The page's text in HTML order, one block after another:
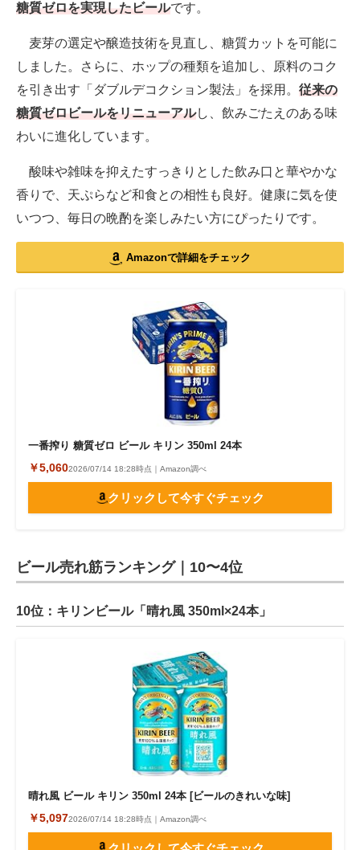
糖質ゼロを実現したビールです。
麦芽の選定や醸造技術を見直し、糖質カットを可能に
しました。さらに、ホップの種類を追加し、原料のコク
を引き出す「ダブルデコクション製法」を採用。 従来の
糖質ゼロビールをリニューアルし、飲みごたえのある味
わいに進化しています。
酸味や雑味を抑えたすっきりとした飲み口と華やかな
香りで、天ぷらなど和食との相性も良好。健康に気を使
いつつ、毎日の晩酌を楽しみたい方にぴったりです。
Amazonで詳細をチェック
一番搾り 糖質ゼロ ビール キリン 350ml 24本
￥5,0602026/07/14 18:28時点｜Amazon調べ
クリックして今すぐチェック
ビール売れ筋ランキング｜10〜4位
10位：キリンビール「晴れ風 350ml×24本」
晴れ風 ビール キリン 350ml 24本 [ビールのきれいな味]
￥5,0972026/07/14 18:28時点｜Amazon調べ